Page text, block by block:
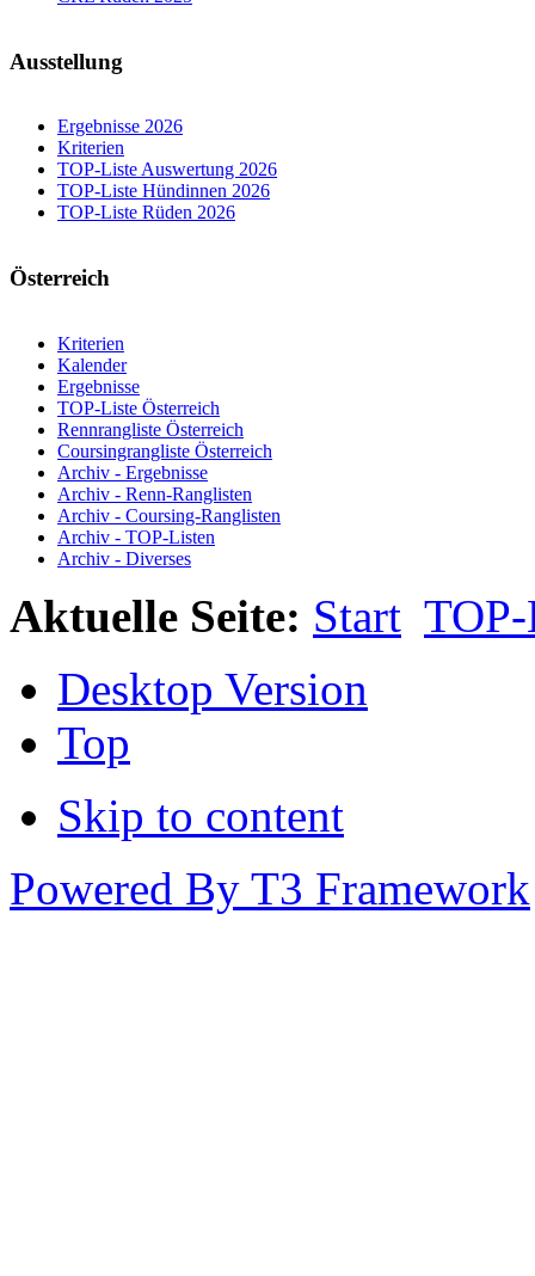
Ausstellung
Ergebnisse 2026
Kriterien
TOP-Liste Auswertung 2026
TOP-Liste Hündinnen 2026
TOP-Liste Rüden 2026
Österreich
Kriterien
Kalender
Ergebnisse
TOP-Liste Österreich
Rennrangliste Österreich
Coursingrangliste Österreich
Archiv - Ergebnisse
Archiv - Renn-Ranglisten
Archiv - Coursing-Ranglisten
Archiv - TOP-Listen
Archiv - Diverses
Aktuelle Seite: Start
Desktop Version
Top
Skip to content
Powered By T3 Framework